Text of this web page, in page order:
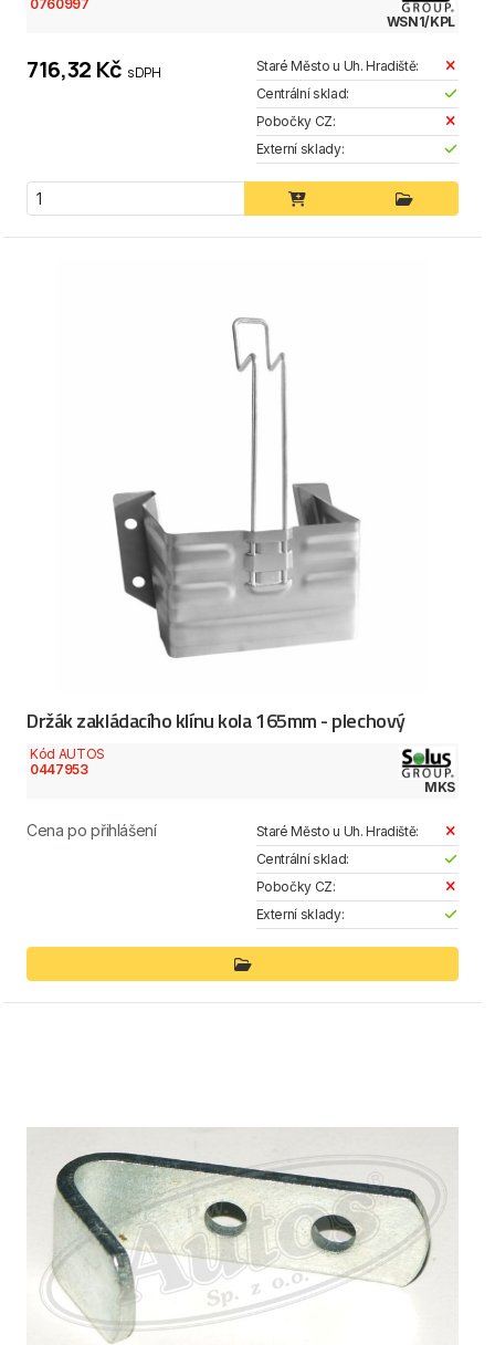
0760997
WSN1/KPL
716,32 Kč s DPH
Staré Město u Uh. Hradiště:
Centrální sklad:
Pobočky CZ:
Externí sklady:
Držák zakládacího klínu kola 165mm - plechový
Kód AUTOS
0447953
MKS
Cena po přihlášení
Staré Město u Uh. Hradiště:
Centrální sklad:
Pobočky CZ:
Externí sklady: